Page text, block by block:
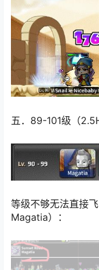
五．89-101级（
等级不够无法直接
Magatia）：